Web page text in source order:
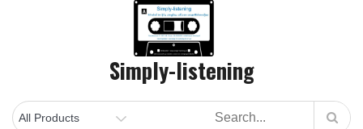
Simply-listening